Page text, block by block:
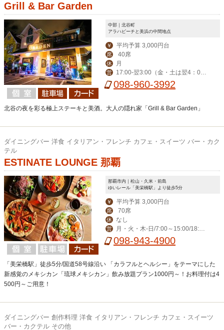
Grill & Bar Garden
中部｜北谷町
アラハビーチと美浜の中間地点
￥ 平均予算 3,000円台
席 40席
休 月
営
17:00-翌3:00（金・土は翌4：00
迄） ※ハッピーアワー17:00-19:00
098-960-3992
北谷の夜を彩る極上ステーキと美酒。大人の隠れ家「Grill & Bar Garden」
ダイニングバー 洋食 イタリアン・フレンチ カフェ・スイーツ バー・カク
テル
ESTINATE LOUNGE 那覇
那覇市内｜松山・久米・前島
ゆいレール「美栄橋駅」より徒歩5分
￥ 平均予算 3,000円台
席 70席
休 なし
営
月・火・木-日/7:00～15:00/18:00
～23:00(料理L.O. 22:00) 毎週水曜日は
098-943-4900
「美栄橋駅」徒歩5分/国道58号線沿い 「カラフルとヘルシー」をテーマにした
新感覚のメキシカン「琉球メキシカン」飲み放題プラン1000円～！お料理付は4
500円～ご用意！
ダイニングバー 創作料理 洋食 イタリアン・フレンチ カフェ・スイーツ
バー・カクテル その他